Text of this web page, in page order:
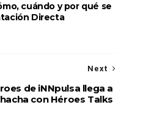
cuándo y por qué se
Directa
Next
de iNNpulsa llega a
con Héroes Talks